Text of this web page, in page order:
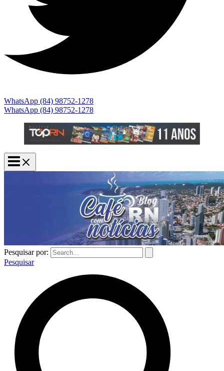
WhatsApp (84) 98752-1278
WhatsApp (84) 98752-1278
Pesquisar por:
Pesquisar